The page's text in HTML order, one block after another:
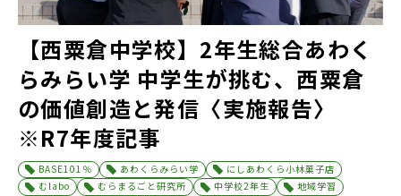
【西粟倉中学校】2年生総合あわく
らみらい学 中学生が挑む、西粟倉
の価値創造と発信〈実施報告〉
※R7年度記事
BASE101％ あわくらみらい学
にしあわくら小林菓子店
むlabo
むらまるごと研究所 中学校2年生
地域学習